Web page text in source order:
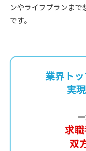
ンやライフプランまで
です。
業界ト
実
求
双